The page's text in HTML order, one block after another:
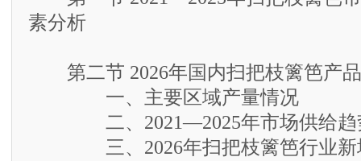
素分析
第二节 2026年国内扫把枝篱笆产
一、主要区域产量情况
二、2021—2025年市场供给趋势
三、2026年扫把枝篱笆行业新